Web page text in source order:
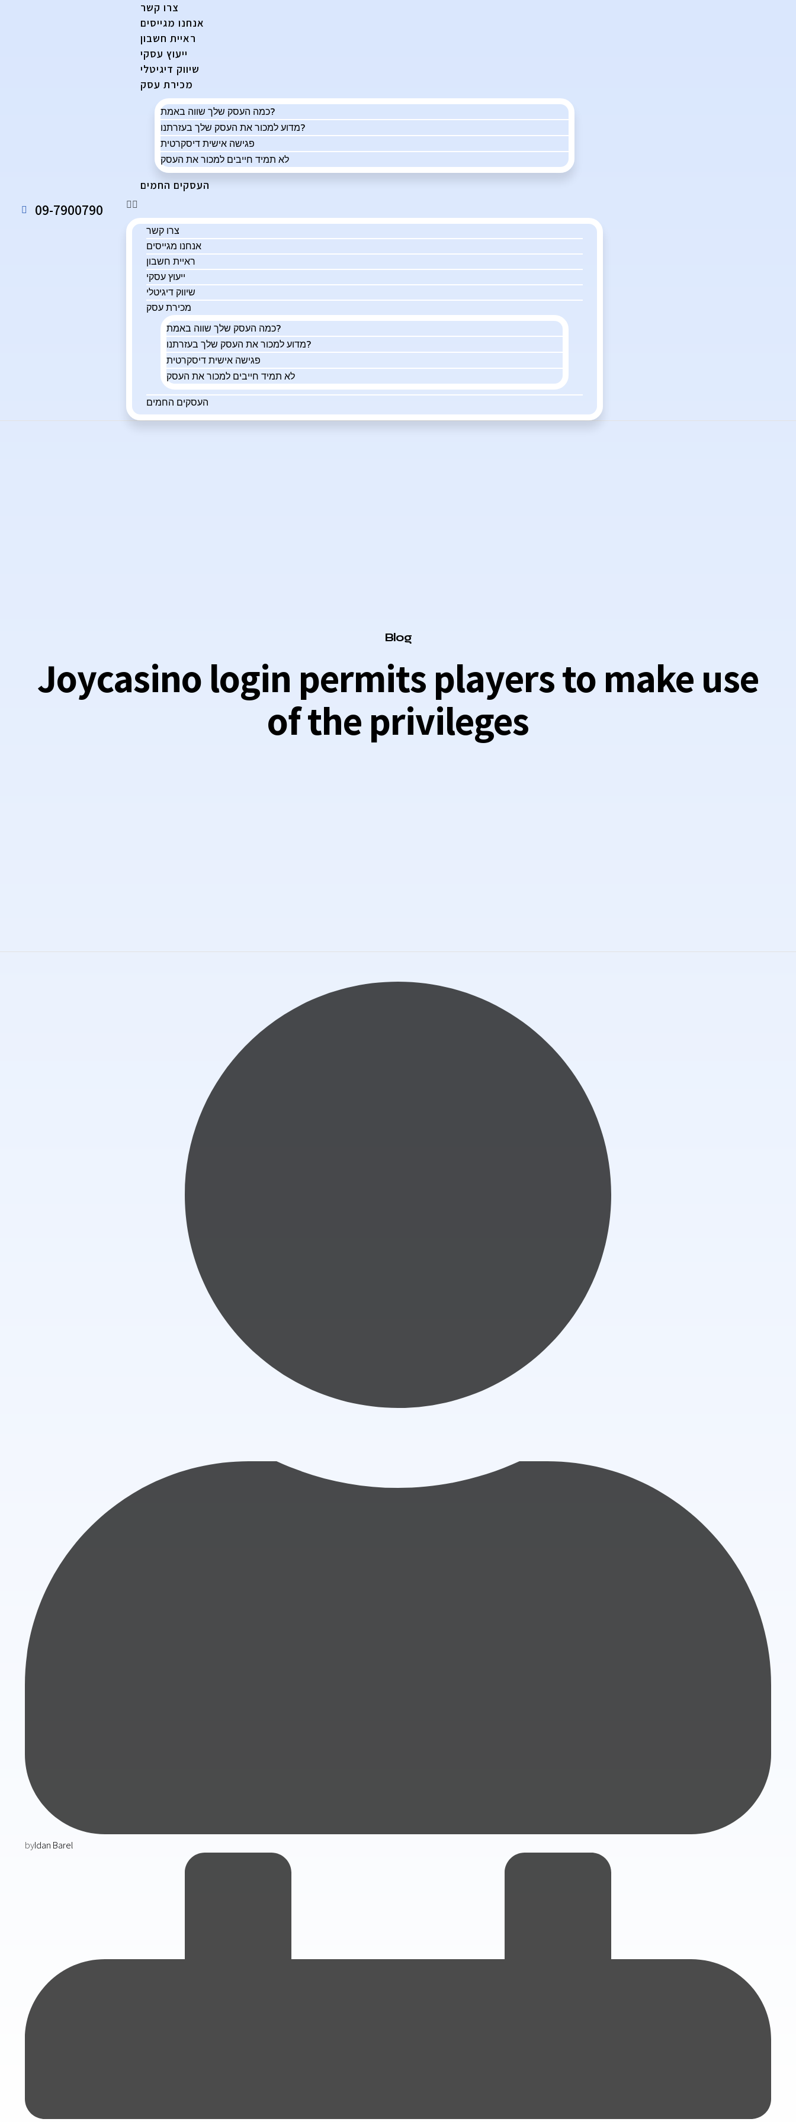
09-7900790
צרו קשר
אנחנו מגייסים
ראיית חשבון
ייעוץ עסקי
שיווק דיגיטלי
מכירת עסק
כמה העסק שלך שווה באמת?
מדוע למכור את העסק שלך בעזרתנו?
פגישה אישית דיסקרטית
לא תמיד חייבים למכור את העסק
העסקים החמים
צרו קשר
אנחנו מגייסים
ראיית חשבון
ייעוץ עסקי
שיווק דיגיטלי
מכירת עסק
כמה העסק שלך שווה באמת?
מדוע למכור את העסק שלך בעזרתנו?
פגישה אישית דיסקרטית
לא תמיד חייבים למכור את העסק
העסקים החמים
Joycasino login permits players to make use
of the privileges
Category
Blog
byIdan Barel